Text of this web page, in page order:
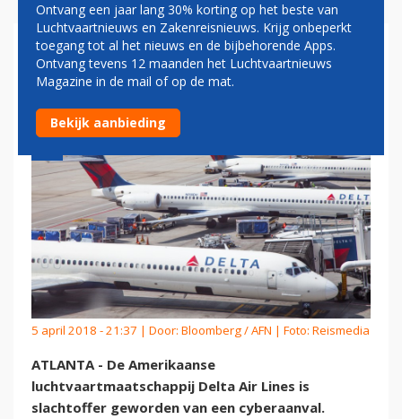
DELTA AIR LINES
SLACHTOFFER CYBERAANVAL
5 april 2018 - 21:37 | Door: Bloomberg / AFN | Foto: Reismedia
ATLANTA - De Amerikaanse
luchtvaartmaatschappij Delta Air Lines is
slachtoffer geworden van een cyberaanval.
Ontvang een jaar lang 30% korting op het beste van
Luchtvaartnieuws en Zakenreisnieuws. Krijg onbeperkt
toegang tot al het nieuws en de bijbehorende Apps.
Ontvang tevens 12 maanden het Luchtvaartnieuws
Magazine in de mail of op de mat.
Bekijk aanbieding